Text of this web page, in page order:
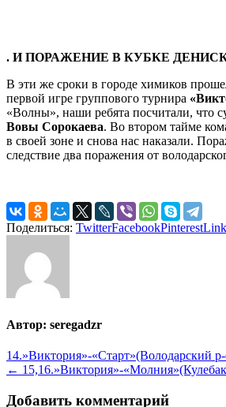
. И ПОРАЖЕНИЕ В КУБКЕ
В эти же сроки в городе химиков
первой игре группового турнира
«Волны», наши ребята посчитали, что
Вовы Сорокаева. Во втором тайме
в своей зоне и снова нас наказали.
следствие два поражения от
Поделиться: TwitterFacebookPinterest
Автор: seregadzr
Навигация
по
записям
14.»Виктория»-«Старт»(Володарский
← 15,16.»Виктория»-
Добавить комментарий